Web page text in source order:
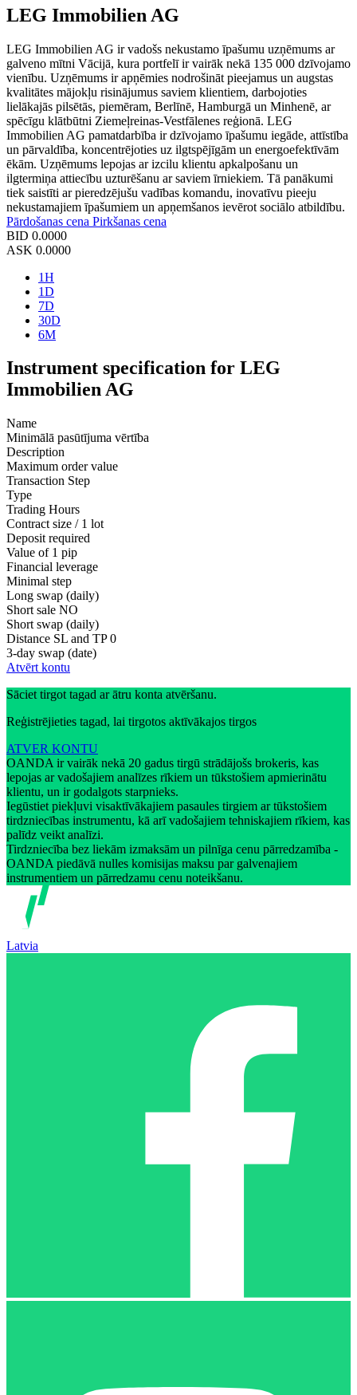
LEG Immobilien AG
LEG Immobilien AG ir vadošs nekustamo īpašumu uzņēmums ar
galveno mītni Vācijā, kura portfelī ir vairāk nekā 135 000 dzīvojamo
vienību. Uzņēmums ir apņēmies nodrošināt pieejamus un augstas
kvalitātes mājokļu risinājumus saviem klientiem, darbojoties
lielākajās pilsētās, piemēram, Berlīnē, Hamburgā un Minhenē, ar
spēcīgu klātbūtni Ziemeļreinas-Vestfālenes reģionā. LEG
Immobilien AG pamatdarbība ir dzīvojamo īpašumu iegāde, attīstība
un pārvaldība, koncentrējoties uz ilgtspējīgām un energoefektīvām
ēkām. Uzņēmums lepojas ar izcilu klientu apkalpošanu un
ilgtermiņa attiecību uzturēšanu ar saviem īrniekiem. Tā panākumi
tiek saistīti ar pieredzējušu vadības komandu, inovatīvu pieeju
nekustamajiem īpašumiem un apņemšanos ievērot sociālo atbildību.
Pārdošanas cena Pirkšanas cena
BID 0.0000
ASK 0.0000
1H
1D
7D
30D
6M
Instrument specification for LEG
Immobilien AG
Name
Minimālā pasūtījuma vērtība
Description
Maximum order value
Transaction Step
Type
Trading Hours
Contract size / 1 lot
Deposit required
Value of 1 pip
Financial leverage
Minimal step
Long swap (daily)
Short sale NO
Short swap (daily)
Distance SL and TP 0
3-day swap (date)
Atvērt kontu
Sāciet tirgot tagad ar ātru konta atvēršanu.
Reģistrējieties tagad, lai tirgotos aktīvākajos tirgos
ATVER KONTU
OANDA ir vairāk nekā 20 gadus tirgū strādājošs brokeris, kas
lepojas ar vadošajiem analīzes rīkiem un tūkstošiem apmierinātu
klientu, un ir godalgots starpnieks.
Iegūstiet piekļuvi visaktīvākajiem pasaules tirgiem ar tūkstošiem
tirdzniecības instrumentu, kā arī vadošajiem tehniskajiem rīkiem, kas
palīdz veikt analīzi.
Tirdzniecība bez liekām izmaksām un pilnīga cenu pārredzamība -
OANDA piedāvā nulles komisijas maksu par galvenajiem
instrumentiem un pārredzamu cenu noteikšanu.
Latvia